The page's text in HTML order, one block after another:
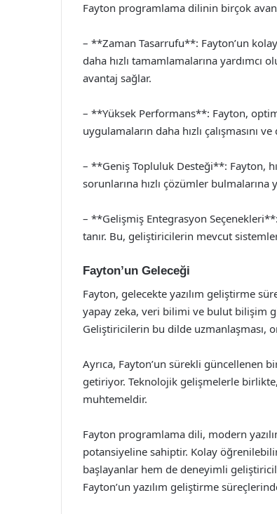
Fayton programlama dilinin birçok
– **Zaman Tasarrufu**: Fayton’un
daha hızlı tamamlamalarına yardımcı
avantaj sağlar.
– **Yüksek Performans**: Fayton,
uygulamaların daha hızlı çalışmasını
– **Geniş Topluluk Desteği**: Fayton,
sorunlarına hızlı çözümler
– **Gelişmiş Entegrasyon
tanır. Bu, geliştiricilerin mevcut
Fayton’un Geleceği
Fayton, gelecekte yazılım geliştirme
yapay zeka, veri bilimi ve bulut bilişim
Geliştiricilerin bu dilde uzmanlaşması,
Ayrıca, Fayton’un sürekli güncellenen
getiriyor. Teknolojik gelişmelerle
muhtemeldir.
Fayton programlama dili, modern
potansiyeline sahiptir. Kolay
başlayanlar hem de deneyimli
Fayton’un yazılım geliştirme